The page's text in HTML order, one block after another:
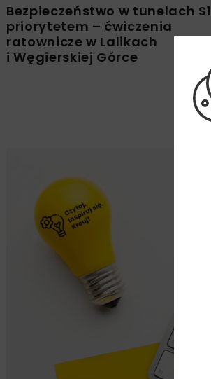
Bezpieczeństwo w tunelach S1
priorytetem – ćwiczenia
ratownicze w Lalikach
i Węgierskiej Górce